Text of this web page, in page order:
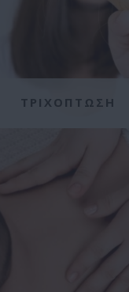
ΤΡΙΧΟΠΤΩΣΗ